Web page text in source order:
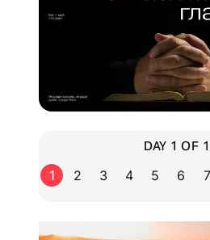
DAY 1 OF
1 2 3 4 5 6 7